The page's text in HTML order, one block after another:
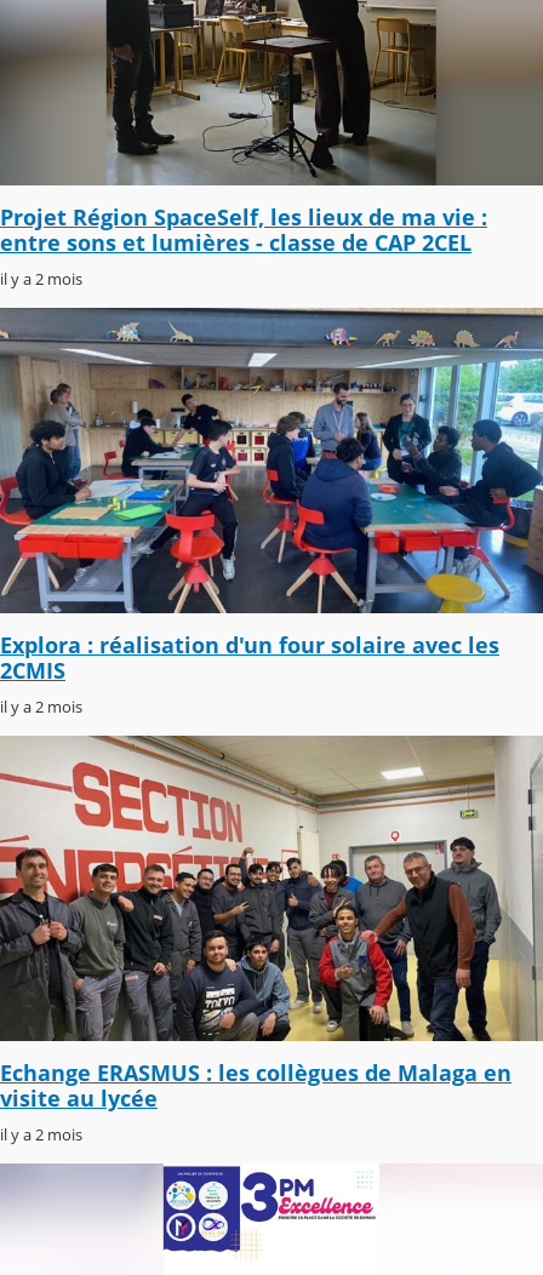
Projet Région SpaceSelf, les lieux de ma vie :
entre sons et lumières - classe de CAP 2CEL
il y a 2 mois
Explora : réalisation d'un four solaire avec les
2CMIS
il y a 2 mois
Echange ERASMUS : les collègues de Malaga en
visite au lycée
il y a 2 mois